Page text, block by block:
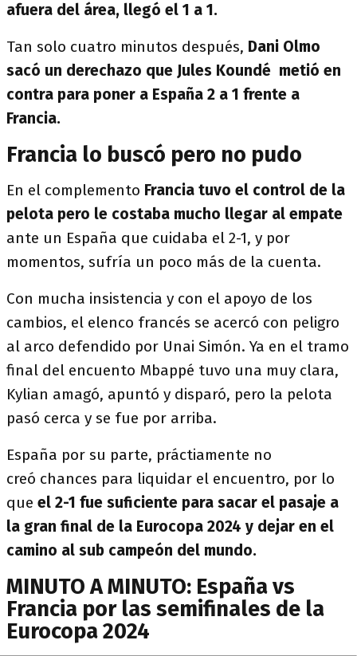
afuera del área, llegó el 1 a 1.
Tan solo cuatro minutos después, Dani Olmo
sacó un derechazo que Jules Koundé metió en
contra para poner a España 2 a 1 frente a
Francia.
Francia lo buscó pero no pudo
En el complemento Francia tuvo el control de la
pelota pero le costaba mucho llegar al empate
ante un España que cuidaba el 2-1, y por
momentos, sufría un poco más de la cuenta.
Con mucha insistencia y con el apoyo de los
cambios, el elenco francés se acercó con peligro
al arco defendido por Unai Simón. Ya en el tramo
final del encuento Mbappé tuvo una muy clara,
Kylian amagó, apuntó y disparó, pero la pelota
pasó cerca y se fue por arriba.
España por su parte, práctiamente no
creó chances para liquidar el encuentro, por lo
que el 2-1 fue suficiente para sacar el pasaje a
la gran final de la Eurocopa 2024 y dejar en el
camino al sub campeón del mundo.
MINUTO A MINUTO: España vs
Francia por las semifinales de la
Eurocopa 2024